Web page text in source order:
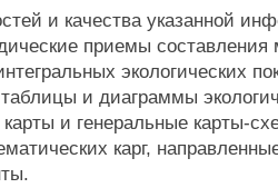
и качества указанной
приемы
экологических
и диаграммы
карты и генеральные карты-
карг,